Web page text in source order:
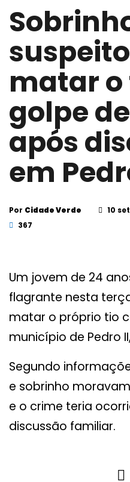
matar
golpe
após
em
Por Cidade Verde
10
367
Um jovem de 24
flagrante nesta
matar o próprio tio
município de Pedro
Segundo
e sobrinho
e o crime teria
discussão familiar.